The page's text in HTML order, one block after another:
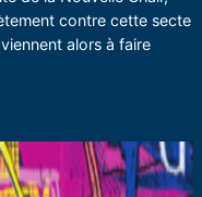
contre cette secte
alors à faire